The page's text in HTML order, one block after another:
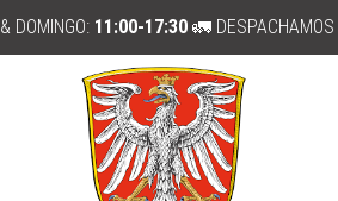
& DOMINGO: 11:00-17:30 🚛